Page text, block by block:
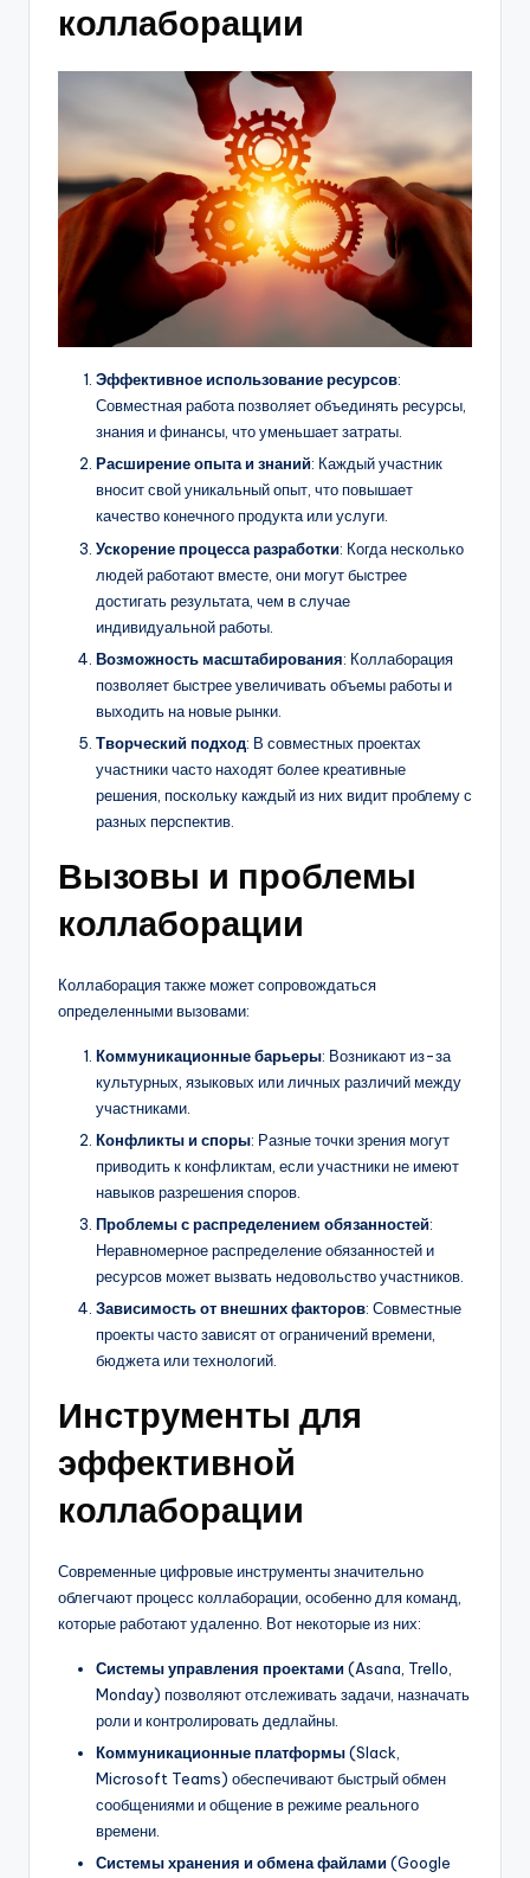
коллаборации
Эффективное использование ресурсов:
Совместная работа позволяет объединять ресурсы,
знания и финансы, что уменьшает затраты.
Расширение опыта и знаний: Каждый участник
вносит свой уникальный опыт, что повышает
качество конечного продукта или услуги.
Ускорение процесса разработки: Когда несколько
людей работают вместе, они могут быстрее
достигать результата, чем в случае
индивидуальной работы.
Возможность масштабирования: Коллаборация
позволяет быстрее увеличивать объемы работы и
выходить на новые рынки.
Творческий подход: В совместных проектах
участники часто находят более креативные
решения, поскольку каждый из них видит проблему с
разных перспектив.
Вызовы и проблемы
коллаборации
Коллаборация также может сопровождаться
определенными вызовами:
Коммуникационные барьеры: Возникают из-за
культурных, языковых или личных различий между
участниками.
Конфликты и споры: Разные точки зрения могут
приводить к конфликтам, если участники не имеют
навыков разрешения споров.
Проблемы с распределением обязанностей:
Неравномерное распределение обязанностей и
ресурсов может вызвать недовольство участников.
Зависимость от внешних факторов: Совместные
проекты часто зависят от ограничений времени,
бюджета или технологий.
Инструменты для
эффективной
коллаборации
Современные цифровые инструменты значительно
облегчают процесс коллаборации, особенно для команд,
которые работают удаленно. Вот некоторые из них:
Системы управления проектами(Asana, Trello,
Monday) позволяют отслеживать задачи, назначать
роли и контролировать дедлайны.
Коммуникационные платформы(Slack,
Microsoft Teams) обеспечивают быстрый обмен
сообщениями и общение в режиме реального
времени.
Системы хранения и обмена файлами(Google